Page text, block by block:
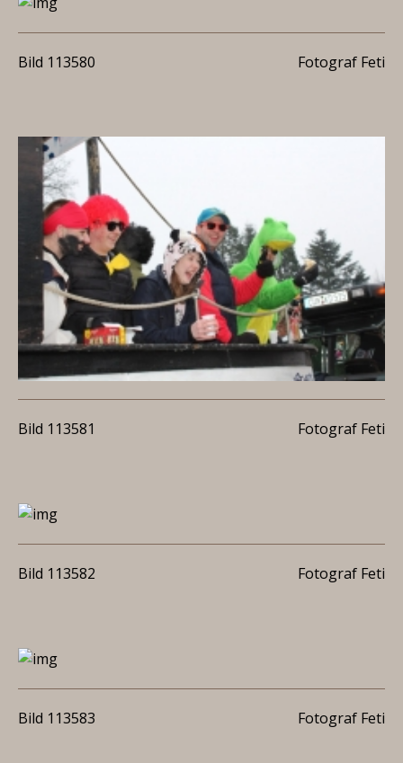
Bild 113580 Fotograf Feti
Bild 113581 Fotograf Feti
Bild 113582 Fotograf Feti
Bild 113583 Fotograf Feti